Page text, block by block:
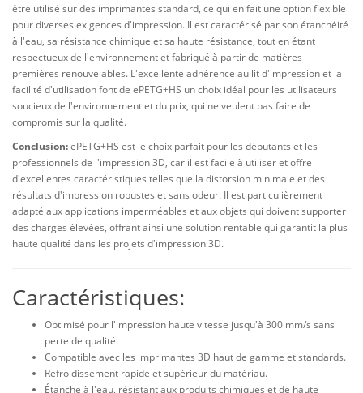
être utilisé sur des imprimantes standard, ce qui en fait une option flexible
pour diverses exigences d'impression. Il est caractérisé par son étanchéité
à l'eau, sa résistance chimique et sa haute résistance, tout en étant
respectueux de l'environnement et fabriqué à partir de matières
premières renouvelables. L'excellente adhérence au lit d'impression et la
facilité d'utilisation font de ePETG+HS un choix idéal pour les utilisateurs
soucieux de l'environnement et du prix, qui ne veulent pas faire de
compromis sur la qualité.
Conclusion:ePETG+HS est le choix parfait pour les débutants et les
professionnels de l'impression 3D, car il est facile à utiliser et offre
d'excellentes caractéristiques telles que la distorsion minimale et des
résultats d'impression robustes et sans odeur. Il est particulièrement
adapté aux applications imperméables et aux objets qui doivent supporter
des charges élevées, offrant ainsi une solution rentable qui garantit la plus
haute qualité dans les projets d'impression 3D.
Caractéristiques:
Optimisé pour l'impression haute vitesse jusqu'à 300 mm/s sans
perte de qualité.
Compatible avec les imprimantes 3D haut de gamme et standards.
Refroidissement rapide et supérieur du matériau.
Étanche à l'eau, résistant aux produits chimiques et de haute